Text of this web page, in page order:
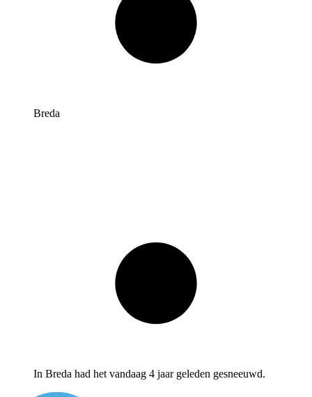
Breda
In Breda had het vandaag 4 jaar geleden gesneeuwd.